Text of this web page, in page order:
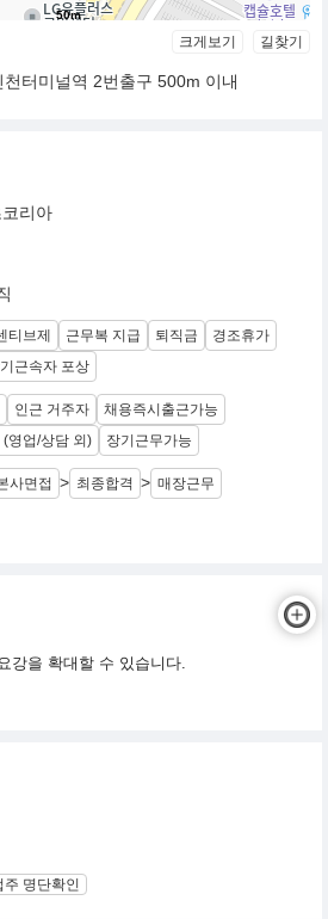
50m
크게보기 길찾기
천터미널역 2번출구 500m 이내
리아
티브제 근무복 지급 퇴직금
경조휴가
근속자 포상
인근 거주자
채용즉시출근가능
영업/상담 외)
장기근무가능
사면접 > 최종합격 > 매장근무
강을 확대할 수 있습니다.
명단확인